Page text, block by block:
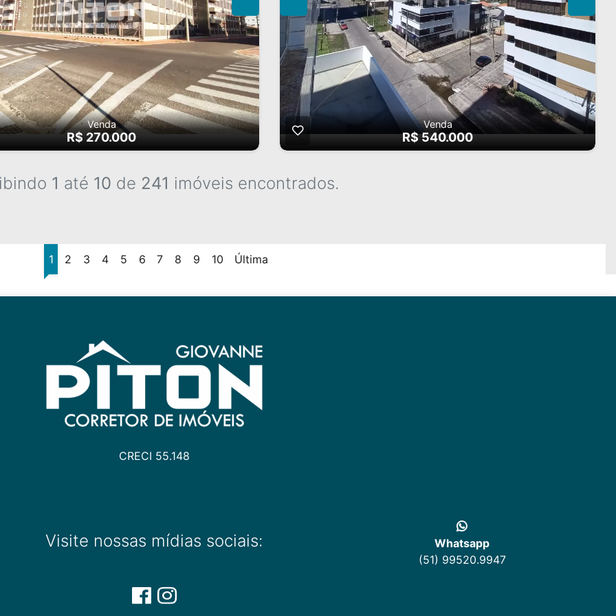
Venda
R$ 270.000
Venda
R$ 540.000
1 até 10 de 241 imóveis encontrados.
1 2 3 4 5 6 7 8 9 10 Última
CRECI 55.148
Visite nossas mídias sociais:
Whatsapp
(51) 99520.9947